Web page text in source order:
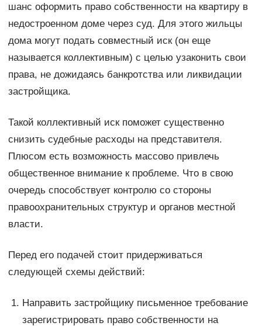
шанс оформить право собственности на квартиру в
недостроенном доме через суд. Для этого жильцы
дома могут подать совместный иск (он еще
называется коллективным) с целью узаконить свои
права, не дожидаясь банкротства или ликвидации
застройщика.
Такой коллективный иск поможет существенно
снизить судебные расходы на представителя.
Плюсом есть возможность массово привлечь
общественное внимание к проблеме. Что в свою
очередь способствует контролю со стороны
правоохранительных структур и органов местной
власти.
Перед его подачей стоит придерживаться
следующей схемы действий:
Направить застройщику письменное требование
зарегистрировать право собственности на